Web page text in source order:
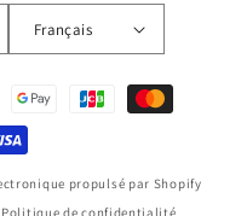
Français
propulsé par Shopify
Politique de confidentialité